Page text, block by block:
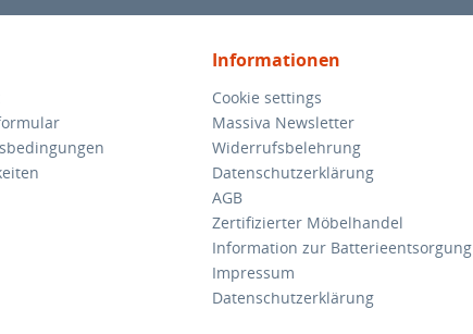
Informationen
Cookie settings
Massiva Newsletter
Widerrufsbelehrung
Datenschutzerklärung
AGB
Zertifizierter Möbelhandel
Information zur Batterieentsorgung
Impressum
Datenschutzerklärung